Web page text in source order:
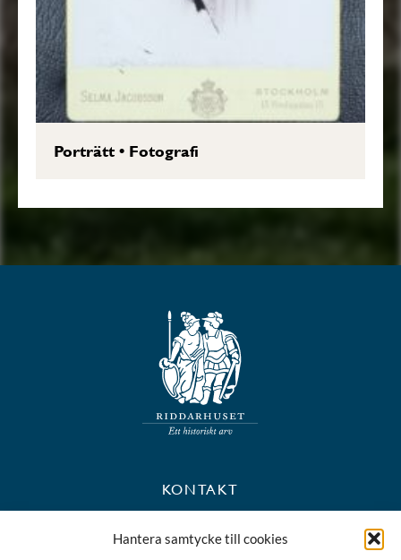
Hantera samtycke till cookies
Porträtt• Fotografi
KONTAKT